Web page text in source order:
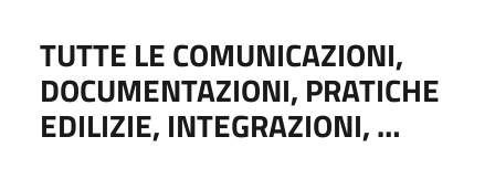
TUTTE LE COMUNICAZIONI,
DOCUMENTAZIONI, PRATICHE
EDILIZIE, INTEGRAZIONI, …